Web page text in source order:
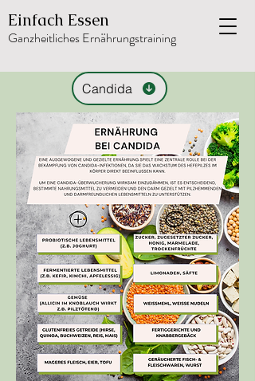
Einfach Essen
Ganzheitliches Ernährungstraining
Candida